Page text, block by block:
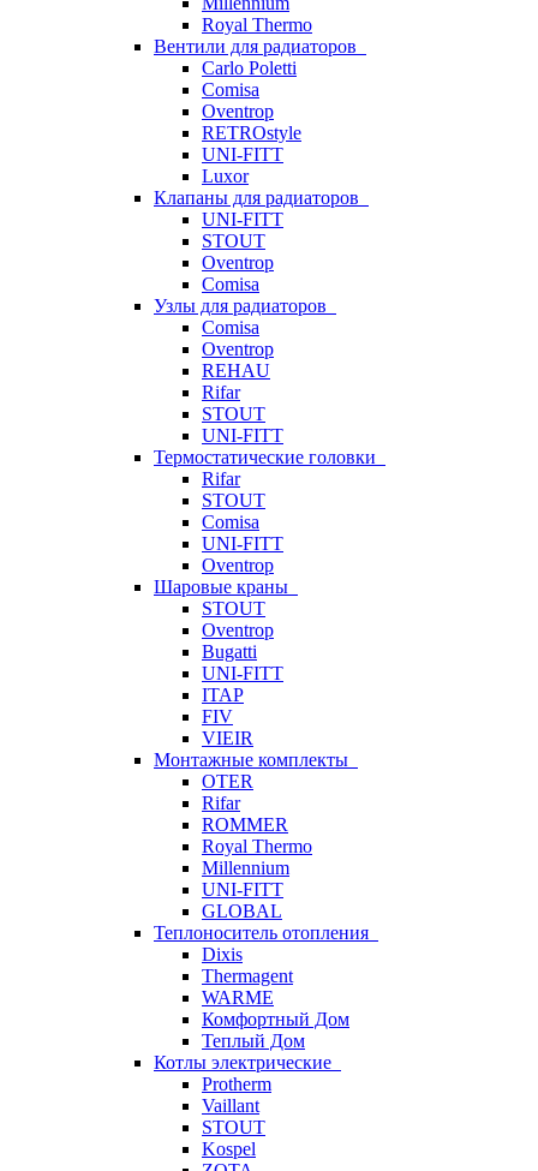
Royal Thermo
Вентили для радиаторов
Carlo Poletti
Comisa
Oventrop
RETROstyle
UNI-FITT
Luxor
Клапаны для радиаторов
UNI-FITT
STOUT
Oventrop
Comisa
Узлы для радиаторов
Comisa
Oventrop
REHAU
Rifar
STOUT
UNI-FITT
Термостатические головки
Rifar
STOUT
Comisa
UNI-FITT
Oventrop
Шаровые краны
STOUT
Oventrop
Bugatti
UNI-FITT
ITAP
FIV
VIEIR
Монтажные комплекты
OTER
Rifar
ROMMER
Royal Thermo
Millennium
UNI-FITT
GLOBAL
Теплоноситель отопления
Dixis
Thermagent
WARME
Комфортный Дом
Теплый Дом
Котлы электрические
Protherm
Vaillant
STOUT
Kospel